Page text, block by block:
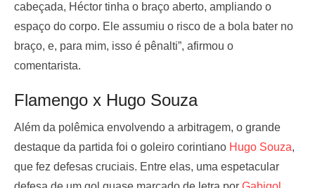
cabeçada, Héctor tinha o braço aberto, ampliando o
espaço do corpo. Ele assumiu o risco de a bola bater no
braço, e, para mim, isso é pênalti”, afirmou o
comentarista.
Flamengo x Hugo Souza
Além da polêmica envolvendo a arbitragem, o grande
destaque da partida foi o goleiro corintiano Hugo Souza,
que fez defesas cruciais. Entre elas, uma espetacular